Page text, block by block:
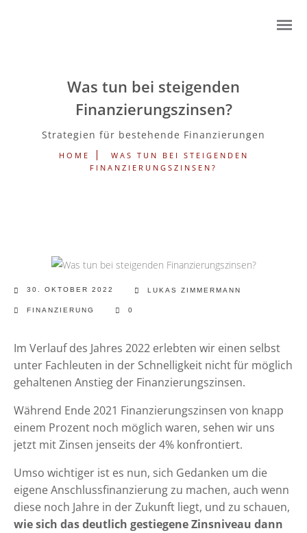
Was tun bei steigenden
Finanzierungszinsen?
Strategien für bestehende Finanzierungen
HOME
WAS TUN BEI STEIGENDEN
FINANZIERUNGSZINSEN?
30. OKTOBER 2022 LUKAS ZIMMERMANN
FINANZIERUNG 0
Im Verlauf des Jahres 2022 erlebten wir einen selbst
unter Fachleuten in der Schnelligkeit nicht für möglich
gehaltenen Anstieg der Finanzierungszinsen.
Während Ende 2021 Finanzierungszinsen von knapp
einem Prozent noch möglich waren, sehen wir uns
jetzt mit Zinsen jenseits der 4% konfrontiert.
Umso wichtiger ist es nun, sich Gedanken um die
eigene Anschlussfinanzierung zu machen, auch wenn
diese noch Jahre in der Zukunft liegt, und zu schauen,
wie sich das deutlich gestiegene Zinsniveau dann